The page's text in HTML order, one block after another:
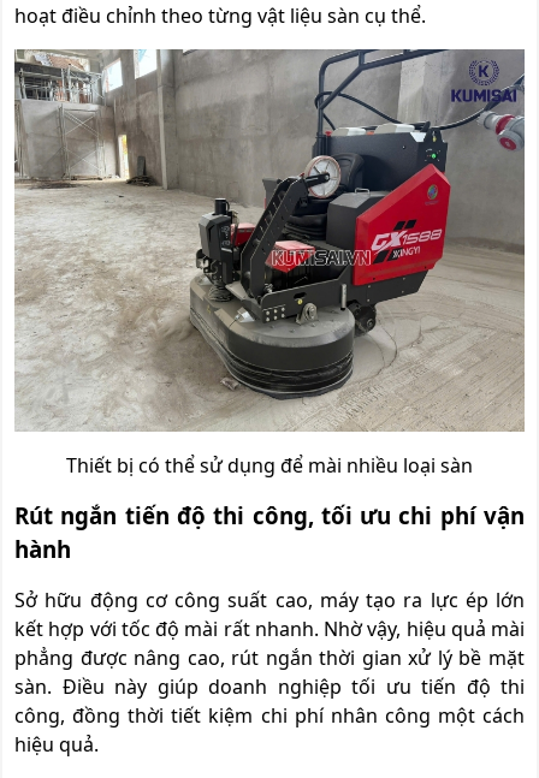
hoạt điều chỉnh theo từng vật liệu sàn cụ thể.
Thiết bị có thể sử dụng để mài nhiều loại sàn
Rút ngắn tiến độ thi công, tối ưu chi phí vận
hành
Sở hữu động cơ công suất cao, máy tạo ra lực ép lớn
kết hợp với tốc độ mài rất nhanh. Nhờ vậy, hiệu quả mài
phẳng được nâng cao, rút ngắn thời gian xử lý bề mặt
sàn. Điều này giúp doanh nghiệp tối ưu tiến độ thi
công, đồng thời tiết kiệm chi phí nhân công một cách
hiệu quả.